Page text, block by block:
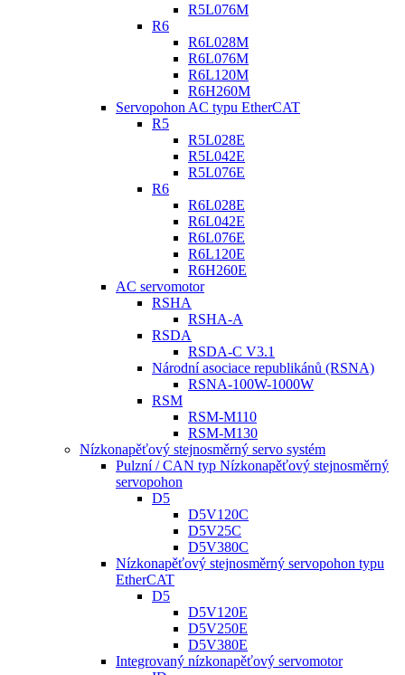
R5L076M
R6
R6L028M
R6L076M
R6L120M
R6H260M
Servopohon AC typu EtherCAT
R5
R5L028E
R5L042E
R5L076E
R6
R6L028E
R6L042E
R6L076E
R6L120E
R6H260E
AC servomotor
RSHA
RSHA-A
RSDA
RSDA-C V3.1
Národní asociace republikánů (RSNA)
RSNA-100W-1000W
RSM
RSM-M110
RSM-M130
Nízkonapěťový stejnosměrný servo systém
Pulzní / CAN typ Nízkonapěťový stejnosměrný
servopohon
D5
D5V120C
D5V25C
D5V380C
Nízkonapěťový stejnosměrný servopohon typu
EtherCAT
D5
D5V120E
D5V250E
D5V380E
Integrovaný nízkonapěťový servomotor